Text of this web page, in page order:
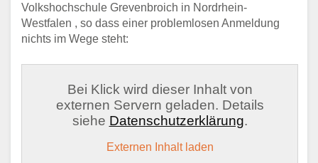
Volkshochschule Grevenbroich in Nordrhein-
Westfalen , so dass einer problemlosen Anmeldung
nichts im Wege steht:
Bei Klick wird dieser Inhalt von
externen Servern geladen. Details
siehe Datenschutzerklärung.
Externen Inhalt laden